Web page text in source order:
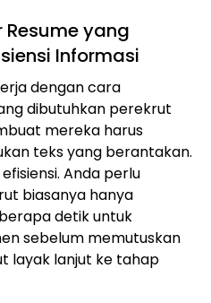
yang
Informasi
dengan cara
dibutuhkan perekrut
mereka harus
teks yang berantakan.
Anda perlu
biasanya hanya
detik untuk
sebelum memutuskan
layak lanjut ke tahap